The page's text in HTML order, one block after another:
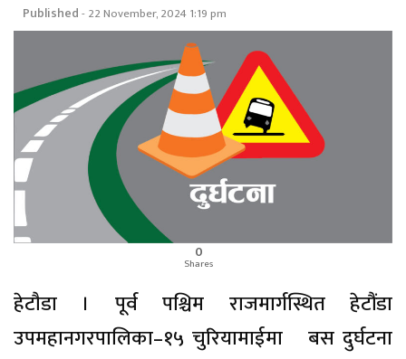
Published- 22 November, 2024 1:19 pm
0
Shares
हेटाैडा । पूर्व पश्चिम राजमार्गस्थित हेटौंडा
उपमहानगरपालिका–१५ चुरियामाईमा बस दुर्घटना